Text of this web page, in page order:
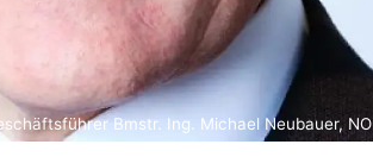
Bmstr. Ing. Michael Neubauer,